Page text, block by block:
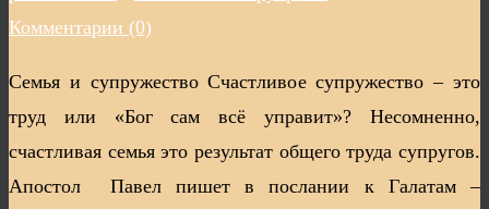
Комментарии (0)
Семья и супружество Счастливое супружество – это
труд или «Бог сам всё управит»? Несомненно,
счастливая семья это результат общего труда супругов.
Апостол Павел пишет в послании к Галатам –